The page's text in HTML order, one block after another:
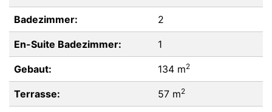
Badezimmer: 2
En-Suite Badezimmer: 1
Gebaut: 134 m2
Terrasse: 57 m2